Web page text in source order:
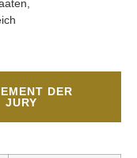
DER
JURY